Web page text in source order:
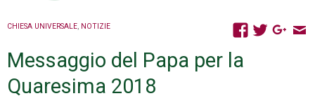
CHIESA UNIVERSALE, NOTIZIE
Messaggio del Papa per la
Quaresima 2018